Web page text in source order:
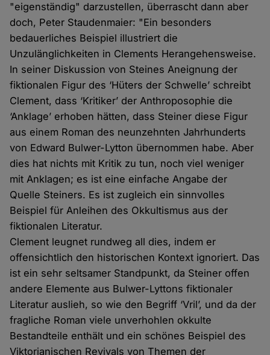
"eigenständig" darzustellen, überrascht dann aber
doch, Peter Staudenmaier: "Ein besonders
bedauerliches Beispiel illustriert die
Unzulänglichkeiten in Clements Herangehensweise.
In seiner Diskussion von Steines Aneignung der
fiktionalen Figur des ‘Hüters der Schwelle’ schreibt
Clement, dass ‘Kritiker’ der Anthroposophie die
‘Anklage’ erhoben hätten, dass Steiner diese Figur
aus einem Roman des neunzehnten Jahrhunderts
von Edward Bulwer-Lytton übernommen habe. Aber
dies hat nichts mit Kritik zu tun, noch viel weniger
mit Anklagen; es ist eine einfache Angabe der
Quelle Steiners. Es ist zugleich ein sinnvolles
Beispiel für Anleihen des Okkultismus aus der
fiktionalen Literatur.
Clement leugnet rundweg all dies, indem er
offensichtlich den historischen Kontext ignoriert. Das
ist ein sehr seltsamer Standpunkt, da Steiner offen
andere Elemente aus Bulwer-Lyttons fiktionaler
Literatur auslieh, so wie den Begriff ‘Vril’, und da der
fragliche Roman viele unverhohlen okkulte
Bestandteile enthält und ein schönes Beispiel des
Viktorianischen Revivals von Themen der